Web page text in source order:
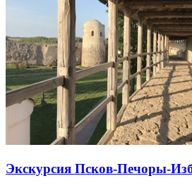
Экскурсия Псков-Печоры-